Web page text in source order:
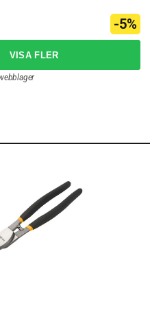
-5%